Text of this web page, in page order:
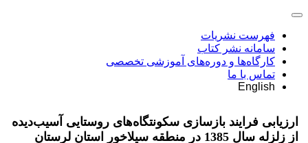
فهرست نشریات
سامانه نشر کتاب
کارگاه‌ها و دوره‌های آموزشی تخصصی
تماس با ما
English
ارزیابی فرایند بازسازی سکونتگاه‌های روستایی آسیب‌دیده
از زلزله سال 1385 در منطقه سیلاخور استان لرستان